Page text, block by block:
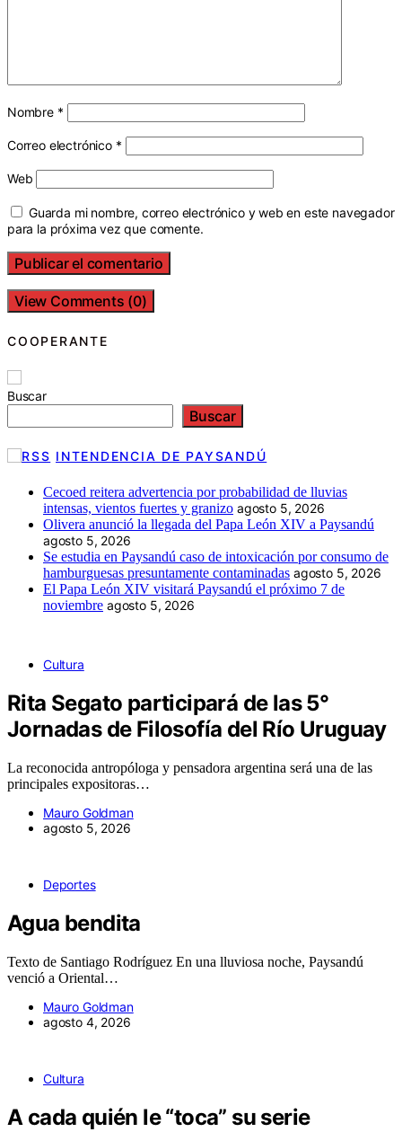
Nombre *
Correo electrónico *
Web
Guarda mi nombre, correo electrónico y web en este navegador
para la próxima vez que comente.
View Comments (0)
COOPERANTE
Buscar
Buscar
INTENDENCIA DE PAYSANDÚ
Cecoed reitera advertencia por probabilidad de lluvias
intensas, vientos fuertes y granizo agosto 5, 2026
Olivera anunció la llegada del Papa León XIV a Paysandú
agosto 5, 2026
Se estudia en Paysandú caso de intoxicación por consumo de
hamburguesas presuntamente contaminadas agosto 5, 2026
El Papa León XIV visitará Paysandú el próximo 7 de
noviembre agosto 5, 2026
Cultura
Rita Segato participará de las 5°
Jornadas de Filosofía del Río Uruguay
La reconocida antropóloga y pensadora argentina será una de las
principales expositoras…
Mauro Goldman
agosto 5, 2026
Deportes
Agua bendita
Texto de Santiago Rodríguez En una lluviosa noche, Paysandú
venció a Oriental…
Mauro Goldman
agosto 4, 2026
Cultura
A cada quién le “toca” su serie